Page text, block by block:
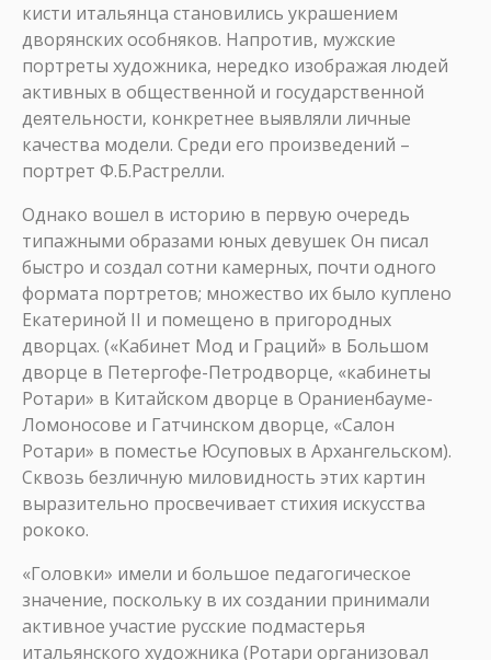
кисти итальянца становились украшением
дворянских особняков. Напротив, мужские
портреты художника, нередко изображая людей
активных в общественной и государственной
деятельности, конкретнее выявляли личные
качества модели. Среди его произведений –
портрет Ф.Б.Растрелли.
Однако вошел в историю в первую очередь
типажными образами юных девушек Он писал
быстро и создал сотни камерных, почти одного
формата портретов; множество их было куплено
Екатериной II и помещено в пригородных
дворцах. («Кабинет Мод и Граций» в Большом
дворце в Петергофе-Петродворце, «кабинеты
Ротари» в Китайском дворце в Ораниенбауме-
Ломоносове и Гатчинском дворце, «Салон
Ротари» в поместье Юсуповых в Архангельском).
Сквозь безличную миловидность этих картин
выразительно просвечивает стихия искусства
рококо.
«Головки» имели и большое педагогическое
значение, поскольку в их создании принимали
активное участие русские подмастерья
итальянского художника (Ротари организовал